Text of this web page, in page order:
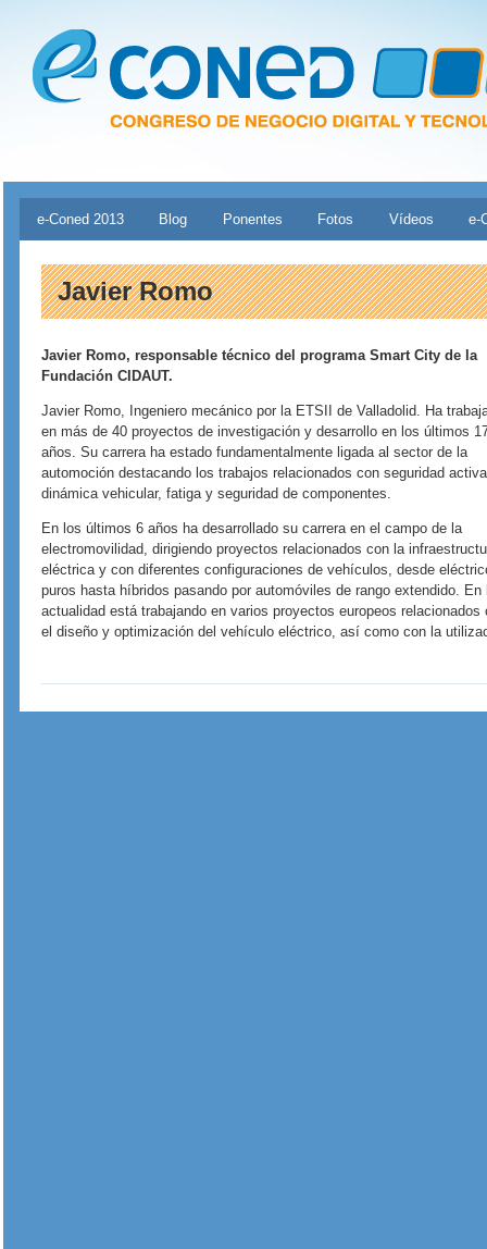
Menú principal
e-Coned 2013 Blog Ponentes Fotos Vídeos e-
Javier Romo
Javier Romo, responsable técnico del programa Smart City de la
Fundación CIDAUT.
Javier Romo, Ingeniero mecánico por la ETSII de Valladolid. Ha
en más de 40 proyectos de investigación y desarrollo en los últimos
años. Su carrera ha estado fundamentalmente ligada al sector de la
automoción destacando los trabajos relacionados con seguridad
dinámica vehicular, fatiga y seguridad de componentes.
En los últimos 6 años ha desarrollado su carrera en el campo de la
electromovilidad, dirigiendo proyectos relacionados con la
eléctrica y con diferentes configuraciones de vehículos, desde
puros hasta híbridos pasando por automóviles de rango extendido. En
actualidad está trabajando en varios proyectos europeos relacionados
el diseño y optimización del vehículo eléctrico, así como con la